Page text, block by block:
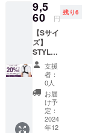
込）
→【9,5
60円】
（税
込・送
料込）
[サ
イズ] M
サイ
ズ ア
ンダー
バス
ト：68
～73cm
9,5
60 円
残り6
【Sサイ
ズ】
STYLE
ARTIST
SMART
LIGHT×
2個セッ
【mach
i-ya割
20％OF
支援
者：
0人
お届
け予
定：
2024
年12